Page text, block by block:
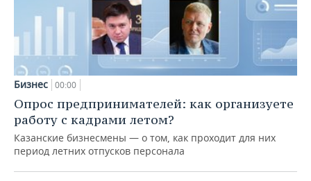
Бизнес 00:00
Опрос предпринимателей: как организуете
работу с кадрами летом?
Казанские бизнесмены — о том, как проходит для них
период летних отпусков персонала